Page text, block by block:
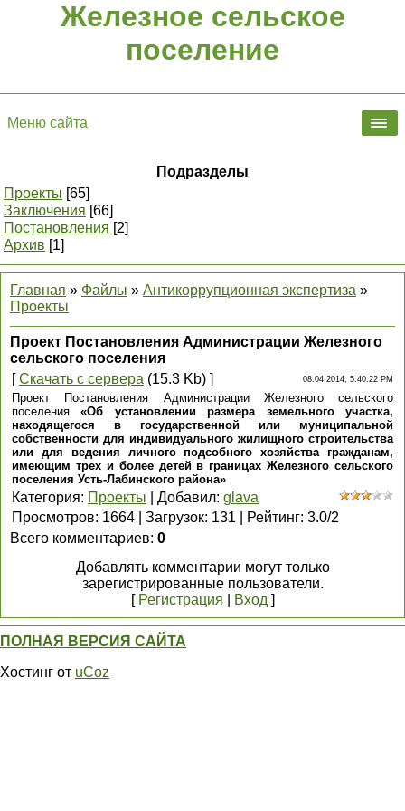
Железное сельское
поселение
Меню сайта
Подразделы
Проекты [65]
Заключения [66]
Постановления [2]
Архив [1]
Главная » Файлы » Антикоррупционная экспертиза »
Проекты
Проект Постановления Администрации Железного
сельского поселения
[Скачать с сервера (15.3 Kb) ] 08.04.2014, 5.40.22 PM
Проект Постановления Администрации Железного сельского
поселения«Об установлении размера земельного участка,
находящегося в государственной или муниципальной
собственности для индивидуального жилищного строительства
или для ведения личного подсобного хозяйства гражданам,
имеющим трех и более детей в границах Железного сельского
поселения Усть-Лабинского района»
Категория: Проекты Добавил: glava
Просмотров: 1664 Загрузок: 131 Рейтинг: 3.0/2
Всего комментариев: 0
Добавлять комментарии могут только
зарегистрированные пользователи.
[ Регистрация Вход ]
ПОЛНАЯ ВЕРСИЯ САЙТА
Хостинг от uCoz